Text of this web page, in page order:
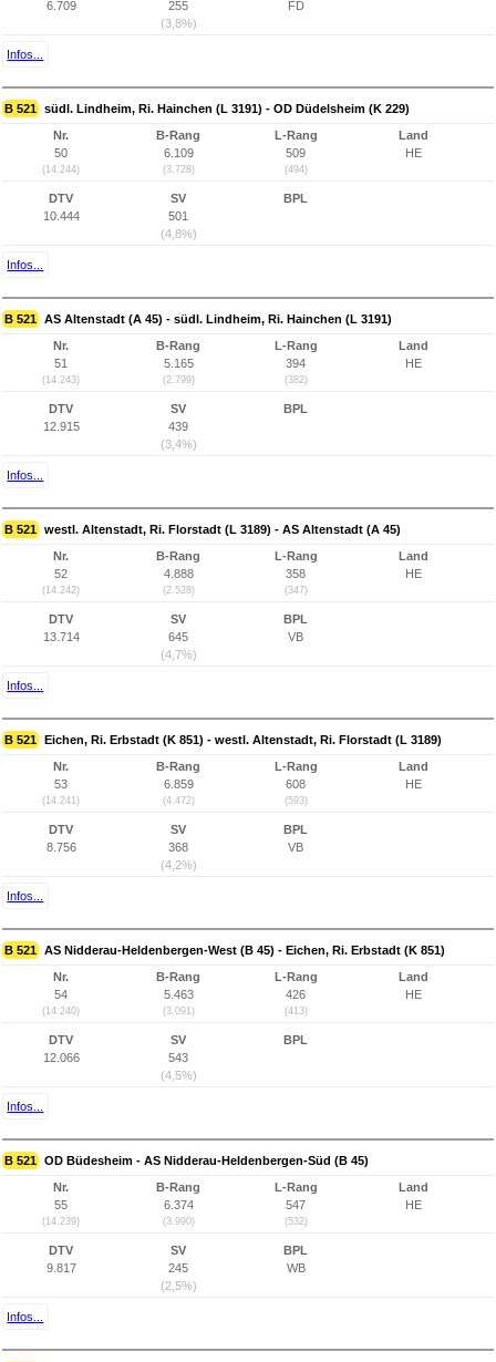
6.709
255
(3,8%)
FD
Infos...
B 521 südl. Lindheim, Ri. Hainchen (L 3191) - OD Düdelsheim (K 229)
Nr.
50
(14.244)
B-Rang
6.109
(3.728)
L-Rang
509
(494)
Land
HE
DTV
10.444
SV
501
(4,8%)
BPL
Infos...
B 521 AS Altenstadt (A 45) - südl. Lindheim, Ri. Hainchen (L 3191)
Nr.
51
(14.243)
B-Rang
5.165
(2.799)
L-Rang
394
(382)
Land
HE
DTV
12.915
SV
439
(3,4%)
BPL
Infos...
B 521 westl. Altenstadt, Ri. Florstadt (L 3189) - AS Altenstadt (A 45)
Nr.
52
(14.242)
B-Rang
4.888
(2.528)
L-Rang
358
(347)
Land
HE
DTV
13.714
SV
645
(4,7%)
BPL
VB
Infos...
B 521 Eichen, Ri. Erbstadt (K 851) - westl. Altenstadt, Ri. Florstadt (L 3189)
Nr.
53
(14.241)
B-Rang
6.859
(4.472)
L-Rang
608
(593)
Land
HE
DTV
8.756
SV
368
(4,2%)
BPL
VB
Infos...
B 521 AS Nidderau-Heldenbergen-West (B 45) - Eichen, Ri. Erbstadt (K 851)
Nr.
54
(14.240)
B-Rang
5.463
(3.091)
L-Rang
426
(413)
Land
HE
DTV
12.066
SV
543
(4,5%)
BPL
Infos...
B 521 OD Büdesheim - AS Nidderau-Heldenbergen-Süd (B 45)
Nr.
55
(14.239)
B-Rang
6.374
(3.990)
L-Rang
547
(532)
Land
HE
DTV
9.817
SV
245
(2,5%)
BPL
WB
Infos...